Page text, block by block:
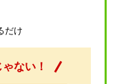
だけ
ない！